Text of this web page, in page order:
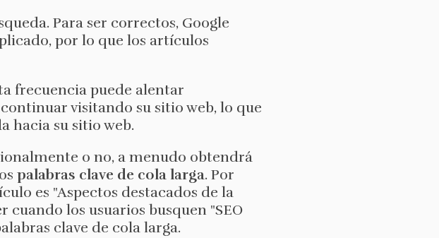
Para ser correctos, Google
por lo que los artículos
frecuencia puede alentar
visitando su sitio web, lo que
hacia su sitio web.
o no, a menudo obtendrá
palabras clave de cola larga. Por
es "Aspectos destacados de la
cuando los usuarios busquen "SEO
clave de cola larga.